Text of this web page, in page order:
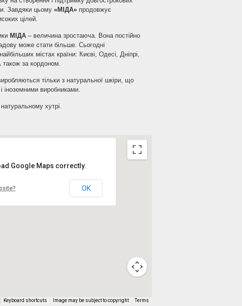
Завдяки цьому «МІДА» продовжує
цілей.
МІДА – величина зростаюча. Вона постійно
може стати більше. Сьогодні
містах країни: Києві, Одесі, Дніпрі,
також за кордоном.
тільки з натуральної шкіри, що
іноземними виробниками.
хутрі.
Keyboard shortcuts Image may be subject to copyright Terms
Google Maps correctly.
OK